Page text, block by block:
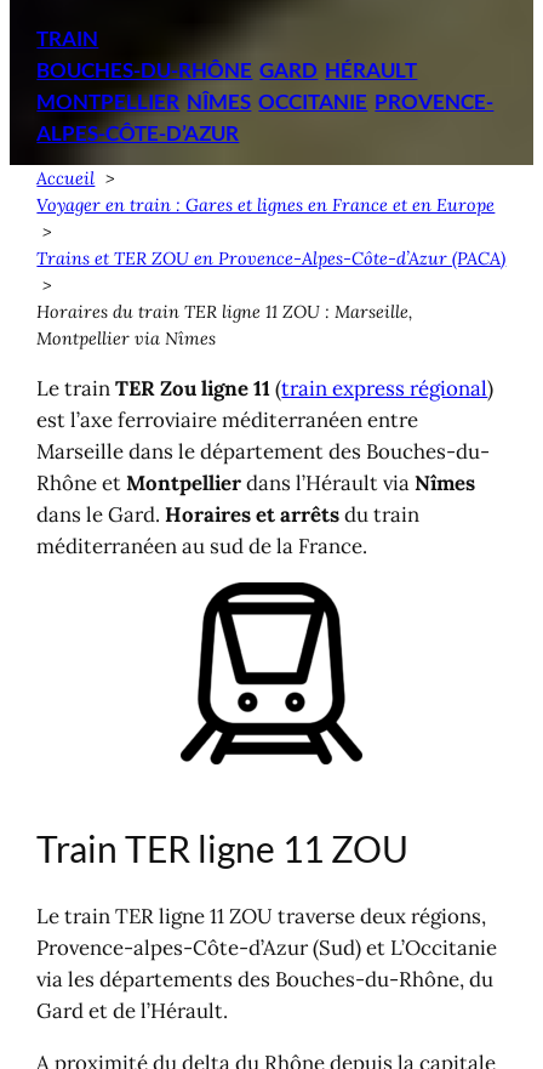
TRAIN
BOUCHES-DU-RHÔNE GARD HÉRAULT
MONTPELLIER NÎMES OCCITANIE PROVENCE-
ALPES-CÔTE-D’AZUR
Accueil
Voyager en train : Gares et lignes en France et en Europe
Trains et TER ZOU en Provence-Alpes-Côte-d’Azur (PACA)
Horaires du train TER ligne 11 ZOU : Marseille,
Montpellier via Nîmes
Le trainTER Zou ligne 11(train express régional)
est l’axe ferroviaire méditerranéen entre
Marseille dans le département des Bouches-du-
Rhône etMontpellierdans l’Hérault viaNîmes
dans le Gard.Horaires et arrêtsdu train
méditerranéen au sud de la France.
Train TER ligne 11 ZOU
Le train TER ligne 11 ZOU traverse deux régions,
Provence-alpes-Côte-d’Azur (Sud) et L’Occitanie
via les départements des Bouches-du-Rhône, du
Gard et de l’Hérault.
A proximité du delta du Rhône depuis la capitale